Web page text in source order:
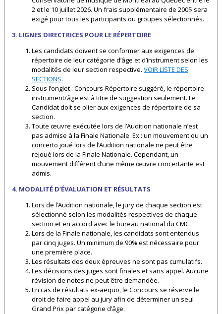
2 et le 10 juillet 2026. Un frais supplémentaire de 200$ sera
exigé pour tous les participants ou groupes sélectionnés.
3. LIGNES DIRECTRICES POUR LE RÉPERTOIRE
Les candidats doivent se conformer aux exigences de
répertoire de leur catégorie d’âge et d’instrument selon les
modalités de leur section respective. VOIR LISTE DES
SECTIONS.
Sous l’onglet : Concours-Répertoire suggéré, le répertoire
instrument/âge est à titre de suggestion seulement. Le
Candidat doit se plier aux exigences de répertoire de sa
section.
Toute œuvre exécutée lors de l’Audition nationale n’est
pas admise à la Finale Nationale. Ex : un mouvement ou un
concerto joué lors de l’Audition nationale ne peut être
rejoué lors de la Finale Nationale. Cependant, un
mouvement différent d’une même œuvre concertante est
admis.
4. MODALITÉ D’ÉVALUATION ET RÉSULTATS
Lors de l’Audition nationale, le jury de chaque section est
sélectionné selon les modalités respectives de chaque
section et en accord avec le bureau national du CMC.
Lors de la Finale nationale, les candidats sont entendus
par cinq juges. Un minimum de 90% est nécessaire pour
une première place.
Les résultats des deux épreuves ne sont pas cumulatifs.
Les décisions des juges sont finales et sans appel. Aucune
révision de notes ne peut être demandée.
En cas de résultats ex-aequo, le Concours se réserve le
droit de faire appel au jury afin de déterminer un seul
Grand Prix par catégorie d’âge.